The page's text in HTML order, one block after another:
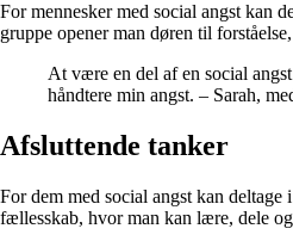
For mennesker med social angst kan
gruppe opener man døren til
At være en del af en social
håndtere min angst. – Sarah,
Afsluttende tanker
For dem med social angst kan
fællesskab, hvor man kan lære, dele